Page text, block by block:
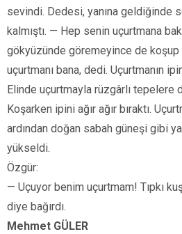
sevindi. Dedesi, yanına geldiğinde
kalmıştı. — Hep senin uçurtmana
gökyüzünde göremeyince de koşup
uçurtmanı bana, dedi. Uçurtmanın
Elinde uçurtmayla rüzgârlı tepelere
Koşarken ipini ağır ağır bıraktı.
ardından doğan sabah güneşi gibi
yükseldi.
Özgür:
— Uçuyor benim uçurtmam! Tıpkı
diye bağırdı.
Mehmet GÜLER